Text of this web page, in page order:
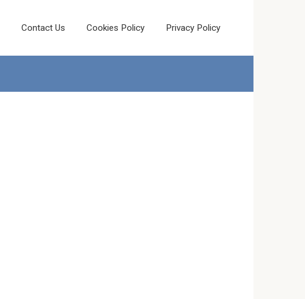
Contact Us Cookies Policy Privacy Policy